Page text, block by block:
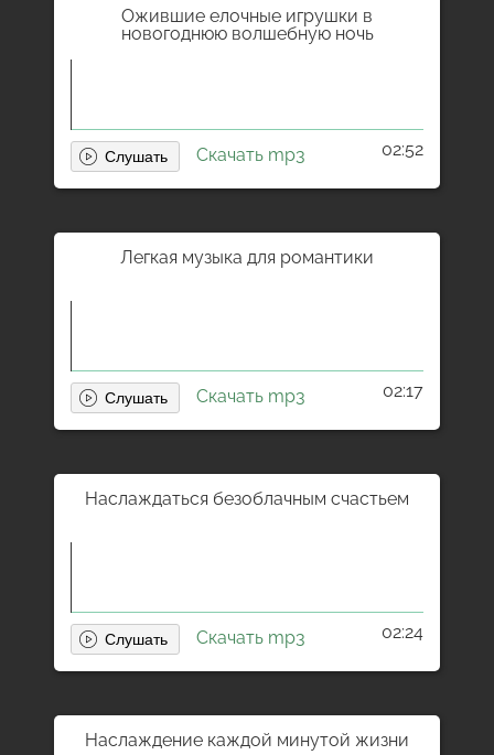
Ожившие елочные игрушки в
новогоднюю волшебную ночь
Скачать mp3 02:52
Легкая музыка для романтики
Скачать mp3 02:17
Наслаждаться безоблачным счастьем
Скачать mp3 02:24
Наслаждение каждой минутой жизни